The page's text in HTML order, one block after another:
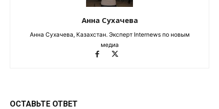
Анна Сухачева
Анна Сухачева, Казахстан. Эксперт Internews по новым
медиа
ОСТАВЬТЕ ОТВЕТ